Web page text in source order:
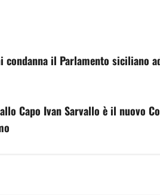
il Parlamento siciliano
Capo Ivan Sarvallo è il nuovo